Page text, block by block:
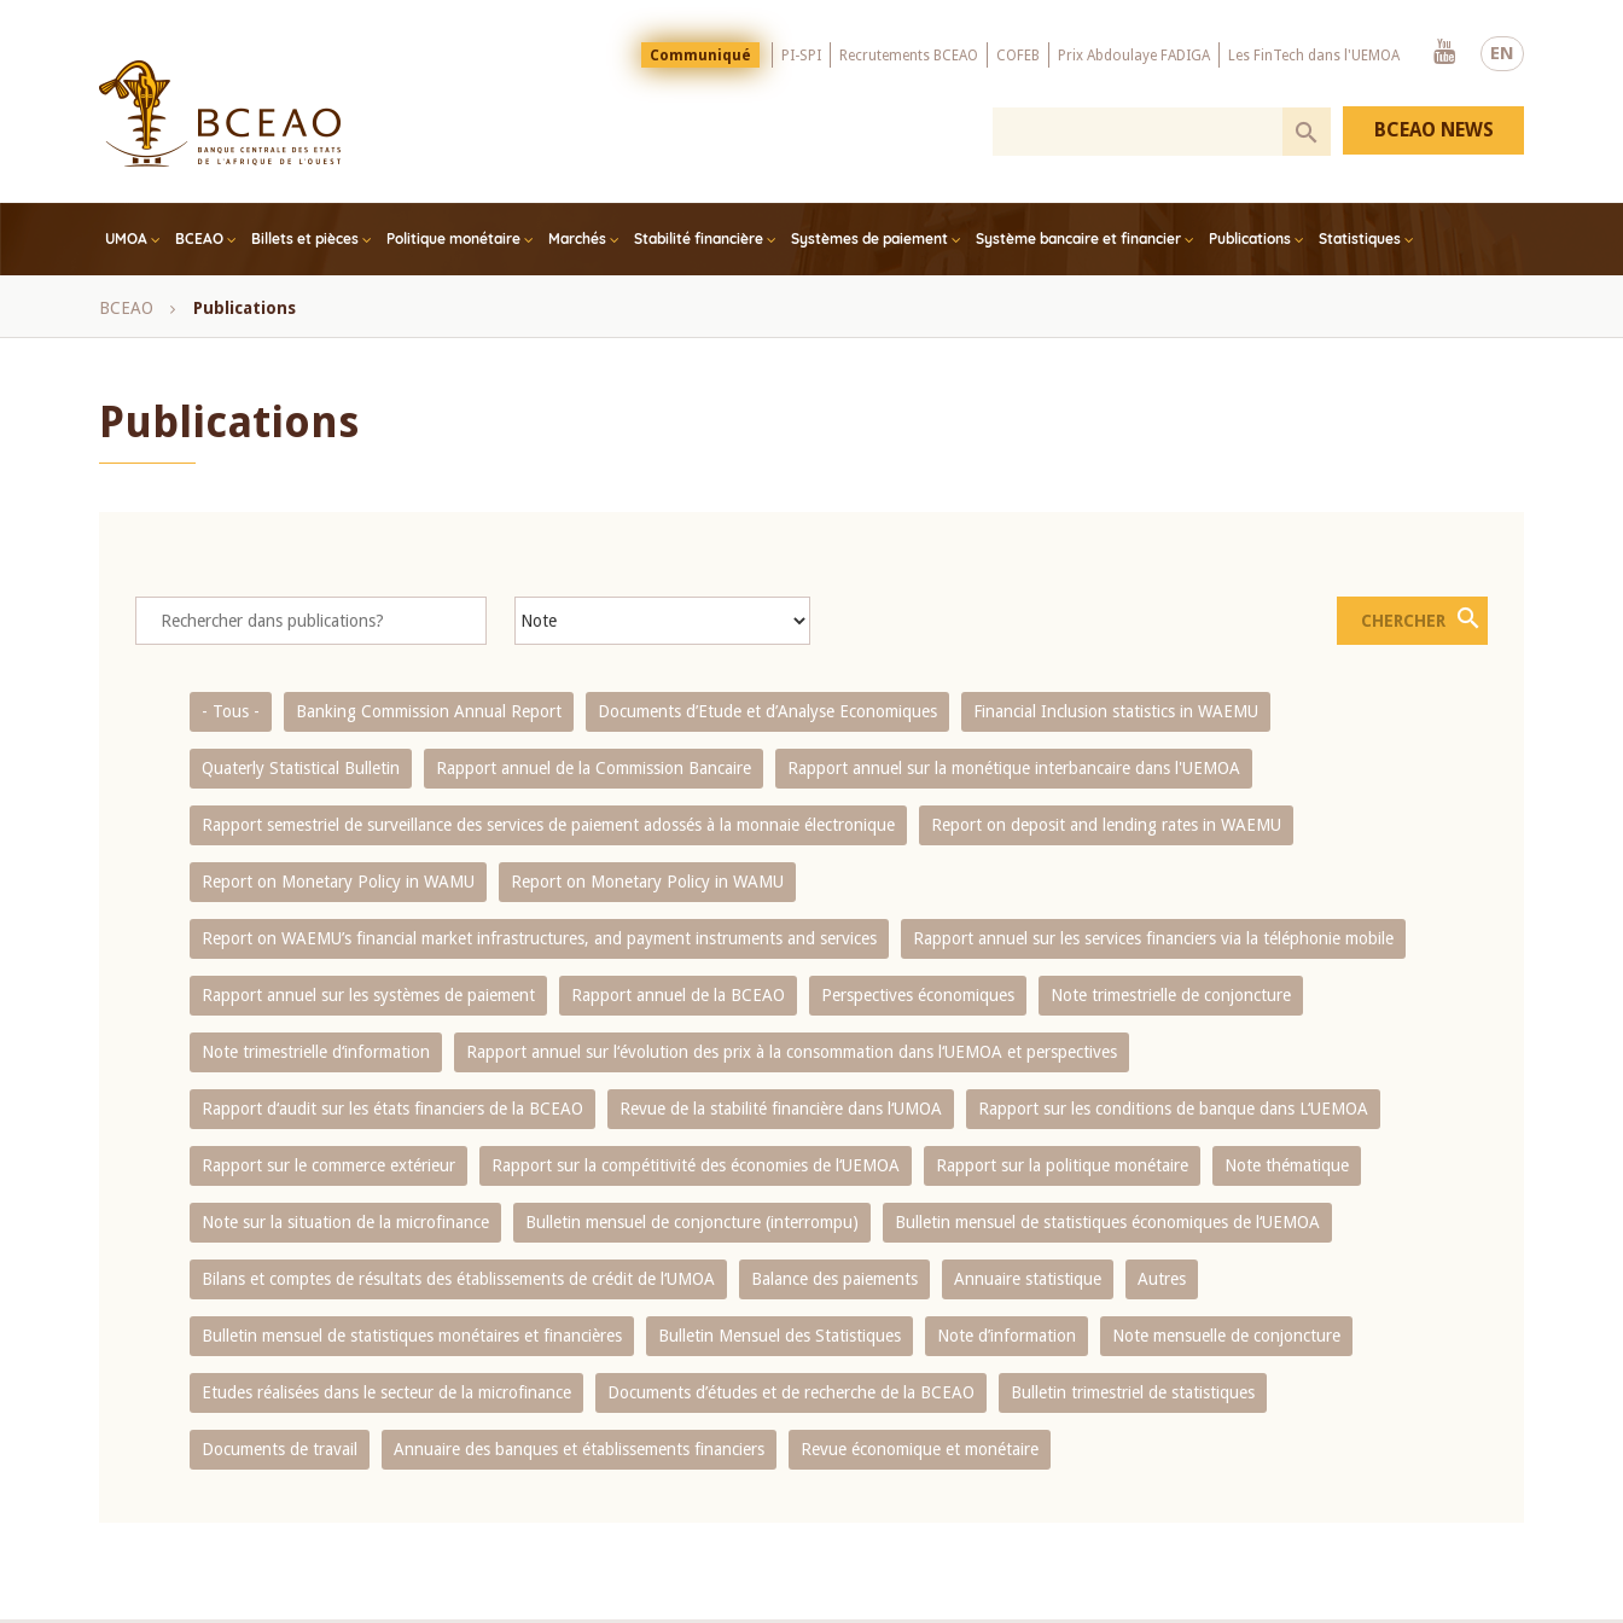
EN
Menu
Top
Communiqué PI-SPI Recrutements BCEAO COFEB Prix Abdoulaye FADIGA Les FinTech dans l'UEMOA
Youtube
UMOA BCEAO Billets et pièces Politique monétaire Marchés Stabilité financière Systèmes de paiement Système bancaire et financier Publications Statistiques
BCEAO NEWS
Fil
BCEAO Publications
Publications
- Tous - Banking Commission Annual Report Documents d’Etude et d’Analyse Economiques Financial Inclusion statistics in WAEMU
Quaterly Statistical Bulletin Rapport annuel de la Commission Bancaire Rapport annuel sur la monétique interbancaire dans l'UEMOA
Rapport semestriel de surveillance des services de paiement adossés à la monnaie électronique Report on deposit and lending rates in WAEMU
Report on Monetary Policy in WAMU Report on Monetary Policy in WAMU
Report on WAEMU’s financial market infrastructures, and payment instruments and services Rapport annuel sur les services financiers via la téléphonie mobile
Rapport annuel sur les systèmes de paiement Rapport annuel de la BCEAO Perspectives économiques Note trimestrielle de conjoncture
Note trimestrielle d‘information Rapport annuel sur l‘évolution des prix à la consommation dans l‘UEMOA et perspectives
Rapport d‘audit sur les états financiers de la BCEAO Revue de la stabilité financière dans l‘UMOA Rapport sur les conditions de banque dans L‘UEMOA
Rapport sur le commerce extérieur Rapport sur la compétitivité des économies de l‘UEMOA Rapport sur la politique monétaire Note thématique
Note sur la situation de la microfinance Bulletin mensuel de conjoncture (interrompu) Bulletin mensuel de statistiques économiques de l‘UEMOA
Bilans et comptes de résultats des établissements de crédit de l‘UMOA Balance des paiements Annuaire statistique Autres
Bulletin mensuel de statistiques monétaires et financières Bulletin Mensuel des Statistiques Note d’information Note mensuelle de conjoncture
Etudes réalisées dans le secteur de la microfinance Documents d’études et de recherche de la BCEAO Bulletin trimestriel de statistiques
Documents de travail Annuaire des banques et établissements financiers Revue économique et monétaire